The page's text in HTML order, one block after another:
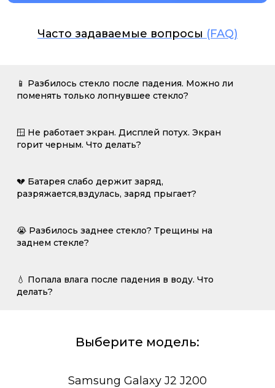
Часто задаваемые вопросы (FAQ)
📱 Разбилось стекло после падения. Можно ли
поменять только лопнувшее стекло?
🪟 Не работает экран. Дисплей потух. Экран
горит черным. Что делать?
💔 Батарея слабо держит заряд,
разряжается,вздулась, заряд прыгает?
😭 Разбилось заднее стекло? Трещины на
заднем стекле?
💧 Попала влага после падения в воду. Что
делать?
Выберите модель:
Samsung Galaxy J2 J200